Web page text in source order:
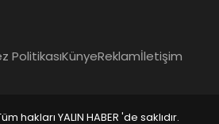
PolitikasıKünyeReklamİletişim
hakları YALIN HABER 'de saklıdır.